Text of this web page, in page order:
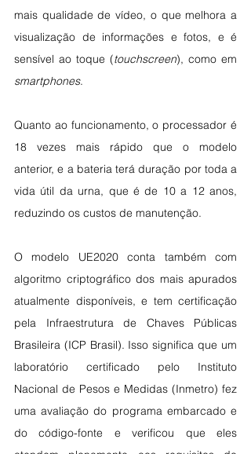
mais qualidade de vídeo, o que melhora a
visualização de informações e fotos, e é
sensível ao toque (touchscreen
smartphones.
Quanto ao funcionamento, o processador é
18 vezes mais rápido que o modelo
anterior, e a bateria terá duração por toda a
vida útil da urna, que é de 10 a 12 anos,
reduzindo os custos de manutenção.
O modelo UE2020 conta também com
algoritmo criptográfico dos mais apurados
atualmente disponíveis, e tem certificação
pela Infraestrutura de Chaves Públicas
Brasileira (ICP Brasil). Isso significa que um
laboratório certificado pelo Instituto
Nacional de Pesos e Medidas (Inmetro) fez
uma avaliação do programa embarcado e
do código-fonte e verificou que eles